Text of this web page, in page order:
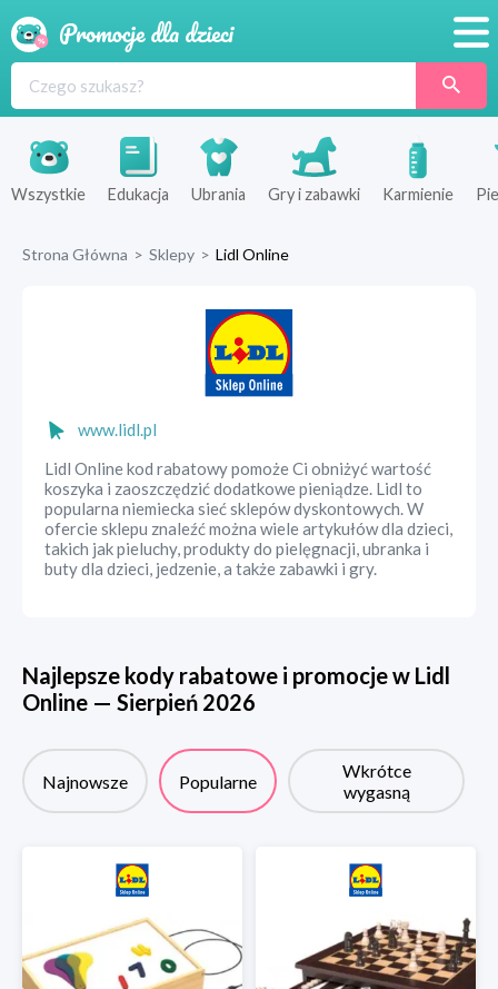
Produkty
Sklepy
Wszystkie Edukacja Ubrania Gry i zabawki Karmienie
Strona Główna > Sklepy > Lidl Online
www.lidl.pl
Lidl Online kod rabatowy pomoże Ci obniżyć wartość
koszyka i zaoszczędzić dodatkowe pieniądze. Lidl to
popularna niemiecka sieć sklepów dyskontowych. W
ofercie sklepu znaleźć można wiele artykułów dla dzieci,
takich jak pieluchy, produkty do pielęgnacji, ubranka i
buty dla dzieci, jedzenie, a także zabawki i gry.
Najlepsze kody rabatowe i promocje w Lidl
Online — Sierpień 2026
Najnowsze Popularne
Wkrótce
wygasną